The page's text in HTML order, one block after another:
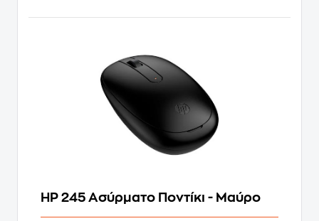
HP 245 Ασύρματο Ποντίκι - Μαύρο